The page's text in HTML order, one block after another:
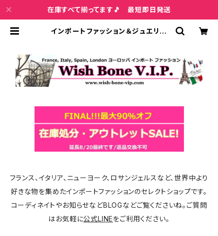
在庫すべて揃ってます🎵 最短即日発送
インポートファッション＆ジュエリー
フランス、イタリア、ニューヨーク、ロサンジェルスなど、世界中より
好きな物を集めたインポートファッションのセレクトショップです。
コーディネイトやお知らせなどBLOGなどご覧くださいね。ご質問
はお気軽に公式LINEをご利用ください。